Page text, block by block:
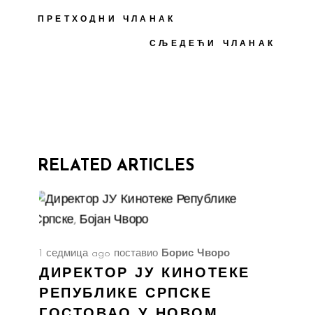
ПРЕТХОДНИ ЧЛАНАК
СЉЕДЕЋИ ЧЛАНАК
RELATED ARTICLES
1 седмица ago поставио Борис Чворо
ДИРЕКТОР ЈУ КИНОТЕКЕ
РЕПУБЛИКЕ СРПСКЕ